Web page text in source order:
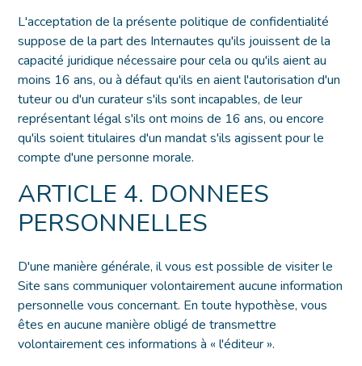
L'acceptation de la présente politique de confidentialité
suppose de la part des Internautes qu'ils jouissent de la
capacité juridique nécessaire pour cela ou qu'ils aient au
moins 16 ans, ou à défaut qu'ils en aient l'autorisation d'un
tuteur ou d'un curateur s'ils sont incapables, de leur
représentant légal s'ils ont moins de 16 ans, ou encore
qu'ils soient titulaires d'un mandat s'ils agissent pour le
compte d'une personne morale.
ARTICLE 4. DONNEES
PERSONNELLES
D'une manière générale, il vous est possible de visiter le
Site sans communiquer volontairement aucune information
personnelle vous concernant. En toute hypothèse, vous
êtes en aucune manière obligé de transmettre
volontairement ces informations à « l'éditeur ».